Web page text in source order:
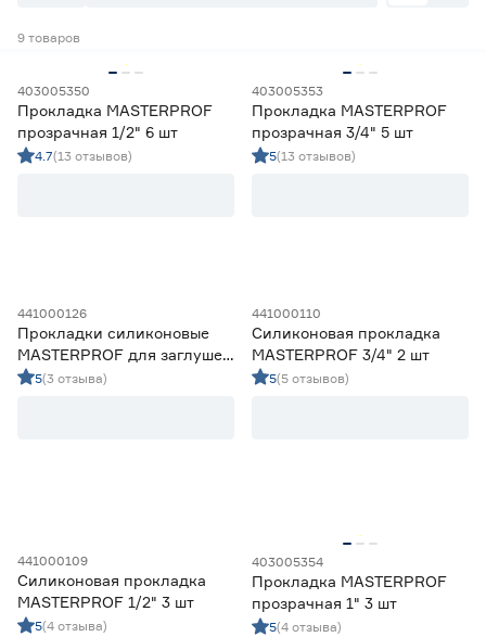
ул. Селезнева, 4
ул. им. Данилы Волкореза, 2
Тип
Наборы прокладок
Цена
от до
Резина, пластик
0
1 3
1 1/2 0
9 товаров
403005350
Прокладка MASTERPROF
прозрачная 1/2" 6 шт
4.7(13 отзывов)
403005353
Прокладка MASTERPROF
прозрачная 3/4" 5 шт
5(13 отзывов)
441000126
Прокладки силиконовые
MASTERPROF для заглушек
алюминиевых радиаторов 4
5(3 отзыва)
441000110
Силиконовая прокладка
MASTERPROF 3/4" 2 шт
5(5 отзывов)
441000109
Силиконовая прокладка
MASTERPROF 1/2" 3 шт
5(4 отзыва)
403005354
Прокладка MASTERPROF
прозрачная 1" 3 шт
5(4 отзыва)